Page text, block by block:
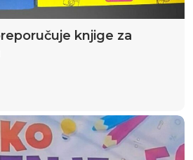
knjige za